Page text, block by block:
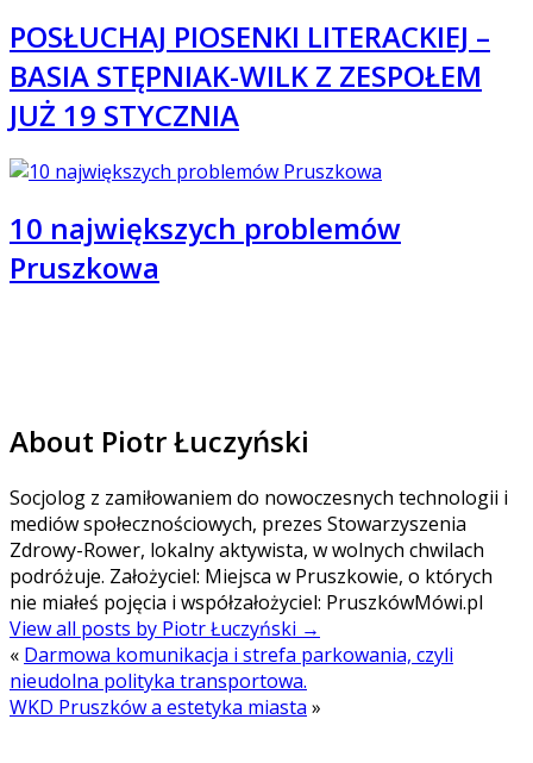
POSŁUCHAJ PIOSENKI LITERACKIEJ –
BASIA STĘPNIAK-WILK Z ZESPOŁEM
JUŻ 19 STYCZNIA
10 największych problemów
Pruszkowa
About Piotr Łuczyński
Socjolog z zamiłowaniem do nowoczesnych technologii i
mediów społecznościowych, prezes Stowarzyszenia
Zdrowy-Rower, lokalny aktywista, w wolnych chwilach
podróżuje. Założyciel: Miejsca w Pruszkowie, o których
nie miałeś pojęcia i współzałożyciel: PruszkówMówi.pl
View all posts by Piotr Łuczyński →
« Darmowa komunikacja i strefa parkowania, czyli
nieudolna polityka transportowa.
WKD Pruszków a estetyka miasta »